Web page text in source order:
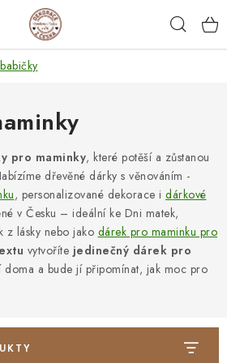
💍
✨
pro maminky, které potěší a zůstanou
dřevěné dárky s věnováním -
, personalizované dekorace i dárkové
v Česku – ideální ke Dni matek,
z lásky nebo jako dárek pro maminku pro
vytvoříte jedinečný dárek pro
doma a bude jí připomínat, jak moc pro